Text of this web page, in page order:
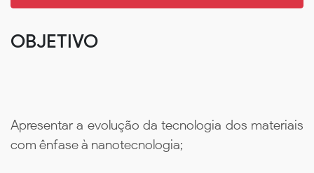
OBJETIVO
Apresentar a evolução da tecnologia dos materiais
com ênfase à nanotecnologia;